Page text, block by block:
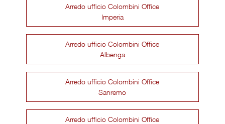
Arredo ufficio Colombini Office
Imperia
Arredo ufficio Colombini Office
Albenga
Arredo ufficio Colombini Office
Sanremo
Arredo ufficio Colombini Office